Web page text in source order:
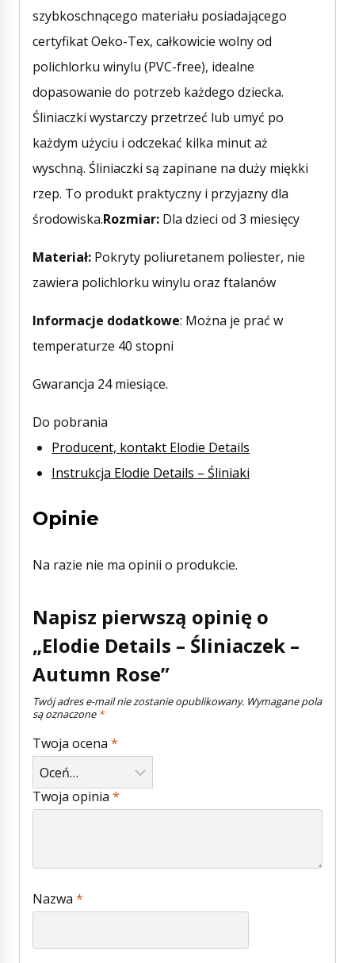
szybkoschnącego materiału posiadającego
certyfikat Oeko-Tex, całkowicie wolny od
polichlorku winylu (PVC-free), idealne
dopasowanie do potrzeb każdego dziecka.
Śliniaczki wystarczy przetrzeć lub umyć po
każdym użyciu i odczekać kilka minut aż
wyschną. Śliniaczki są zapinane na duży miękki
rzep. To produkt praktyczny i przyjazny dla
środowiska.Rozmiar: Dla dzieci od 3 miesięcy
Materiał: Pokryty poliuretanem poliester, nie
zawiera polichlorku winylu oraz ftalanów
Informacje dodatkowe: Można je prać w
temperaturze 40 stopni
Gwarancja 24 miesiące.
Do pobrania
Producent, kontakt Elodie Details
Instrukcja Elodie Details – Śliniaki
Opinie
Na razie nie ma opinii o produkcie.
Napisz pierwszą opinię o
„Elodie Details – Śliniaczek –
Autumn Rose”
Twój adres e-mail nie zostanie opublikowany. Wymagane pola
są oznaczone *
Twoja ocena *
Twoja opinia *
Nazwa *